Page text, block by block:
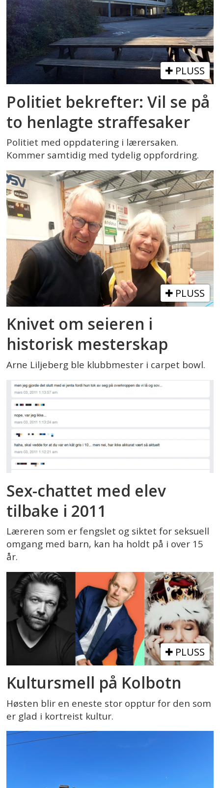
PLUSS
Politiet bekrefter: Vil se på
to henlagte straffesaker
Politiet med oppdatering i lærersaken.
Kommer samtidig med tydelig oppfordring.
PLUSS
Knivet om seieren i
historisk mesterskap
Arne Liljeberg ble klubbmester i carpet bowl.
Sex-chattet med elev
tilbake i 2011
Læreren som er fengslet og siktet for seksuell
omgang med barn, kan ha holdt på i over 15
år.
PLUSS
Kultursmell på Kolbotn
Høsten blir en eneste stor opptur for den som
er glad i kortreist kultur.